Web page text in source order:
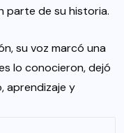
parte de su historia.
su voz marcó una
lo conocieron, dejó
aprendizaje y